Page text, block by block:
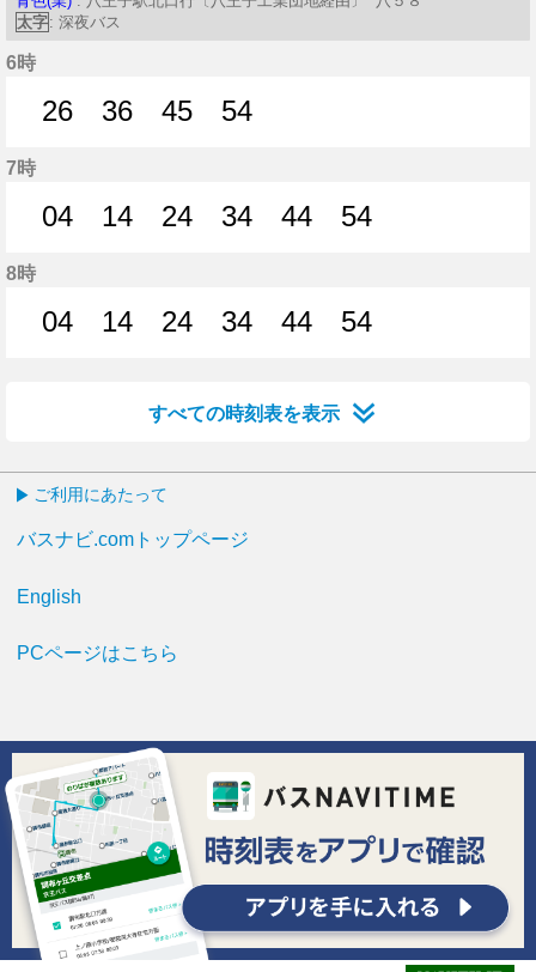
太字: 深夜バス
6時
26
36
45
54
7時
04
14
24
34
44
54
8時
04
14
24
34
44
54
すべての時刻表を表示
ご利用にあたって
バスナビ.comトップページ
English
PCページはこちら